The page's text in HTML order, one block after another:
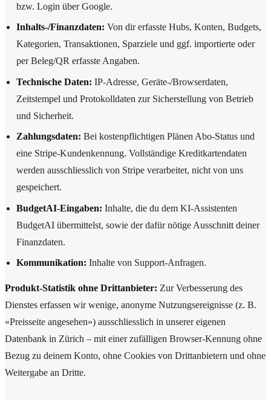
bzw. Login über Google.
Inhalts-/Finanzdaten: Von dir erfasste Hubs, Konten, Budgets,
Kategorien, Transaktionen, Sparziele und ggf. importierte oder
per Beleg/QR erfasste Angaben.
Technische Daten: IP-Adresse, Geräte-/Browserdaten,
Zeitstempel und Protokolldaten zur Sicherstellung von Betrieb
und Sicherheit.
Zahlungsdaten: Bei kostenpflichtigen Plänen Abo-Status und
eine Stripe-Kundenkennung. Vollständige Kreditkartendaten
werden ausschliesslich von Stripe verarbeitet, nicht von uns
gespeichert.
BudgetAI-Eingaben: Inhalte, die du dem KI-Assistenten
BudgetAI übermittelst, sowie der dafür nötige Ausschnitt deiner
Finanzdaten.
Kommunikation: Inhalte von Support-Anfragen.
Produkt-Statistik ohne Drittanbieter: Zur Verbesserung des
Dienstes erfassen wir wenige, anonyme Nutzungsereignisse (z. B.
«Preisseite angesehen») ausschliesslich in unserer eigenen
Datenbank in Zürich – mit einer zufälligen Browser-Kennung ohne
Bezug zu deinem Konto, ohne Cookies von Drittanbietern und ohne
Weitergabe an Dritte.